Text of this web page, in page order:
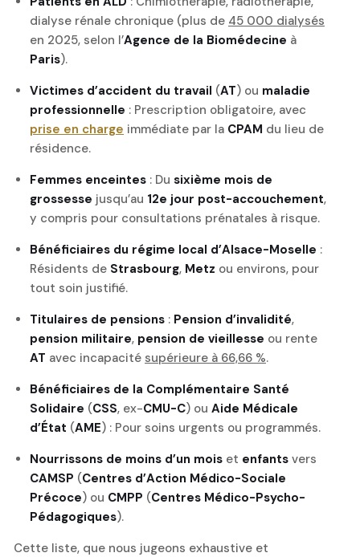
dialyse rénale chronique (plus de 45 000 dialysés
en 2025, selon l’Agence de la Biomédecine à
Paris).
Victimes d’accident du travail (AT) ou maladie
professionnelle : Prescription obligatoire, avec
prise en charge immédiate par la CPAM du lieu de
résidence.
Femmes enceintes : Du sixième mois de
grossesse jusqu’au 12e jour post-accouchement,
y compris pour consultations prénatales à risque.
Bénéficiaires du régime local d’Alsace-Moselle :
Résidents de Strasbourg, Metz ou environs, pour
tout soin justifié.
Titulaires de pensions : Pension d’invalidité,
pension militaire, pension de vieillesse ou rente
AT avec incapacité supérieure à 66,66 %.
Bénéficiaires de la Complémentaire Santé
Solidaire (CSS, ex-CMU-C) ou Aide Médicale
d’État (AME) : Pour soins urgents ou programmés.
Nourrissons de moins d’un mois et enfants vers
CAMSP (Centres d’Action Médico-Sociale
Précoce) ou CMPP (Centres Médico-Psycho-
Pédagogiques).
Cette liste, que nous jugeons exhaustive et